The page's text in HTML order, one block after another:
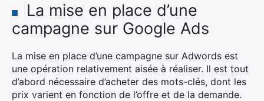
La mise en place d’une
campagne sur Google Ads
La mise en place d’une campagne sur Adwords est
une opération relativement aisée à réaliser. Il est tout
d’abord nécessaire d’acheter des mots-clés, dont les
prix varient en fonction de l’offre et de la demande.